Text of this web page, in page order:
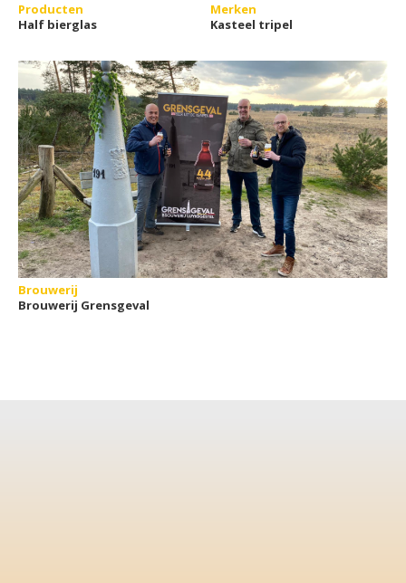
Producten
Half bierglas
Merken
Kasteel tripel
Brouwerij
Brouwerij Grensgeval